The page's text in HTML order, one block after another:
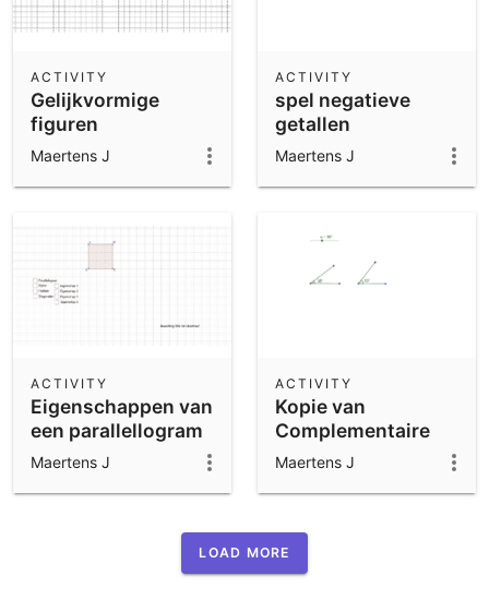
Gelijkvormige
figuren
ACTIVITY
Maertens J
spel negatieve
getallen
ACTIVITY
Maertens J
Eigenschappen van
een parallellogram
ACTIVITY
Maertens J
Kopie van
Complementaire
hoeken
ACTIVITY
Maertens J
LOAD MORE